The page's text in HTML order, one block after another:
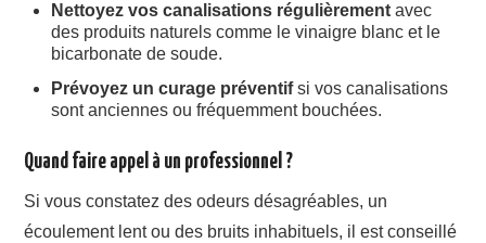
Nettoyez vos canalisations régulièrement avec
des produits naturels comme le vinaigre blanc et le
bicarbonate de soude.
Prévoyez un curage préventifsi vos canalisations
sont anciennes ou fréquemment bouchées.
Quand faire appel à un professionnel ?
Si vous constatez des odeurs désagréables, un
écoulement lent ou des bruits inhabituels, il est conseillé